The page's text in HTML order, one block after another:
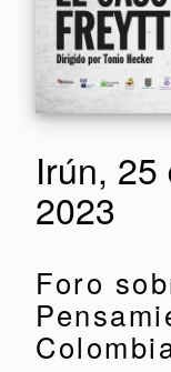
Irún,
2023
Foro